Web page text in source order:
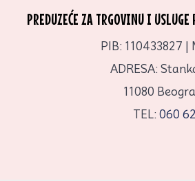
PREDUZEĆE ZA TRGOVINU I
PIB: 110433827 |
ADRESA:
11080
TEL: 060